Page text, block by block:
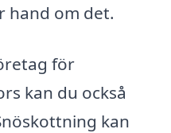
hand om det.
för
kan du också
kan